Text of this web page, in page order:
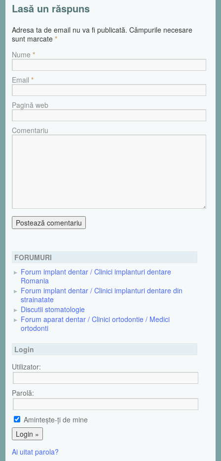
Lasă un răspuns
Adresa ta de email nu va fi publicată. Câmpurile necesare
sunt marcate *
Nume *
Email *
Pagină web
Comentariu
FORUMURI
Forum implant dentar / Clinici implanturi dentare
Romania
Forum implant dentar / Clinici implanturi dentare din
strainatate
Discutii stomatologie
Forum aparat dentar / Clinici ortodontie / Medici
ortodonti
Login
Utilizator:
Parolă:
Aminteşte-ţi de mine
Ai uitat parola?